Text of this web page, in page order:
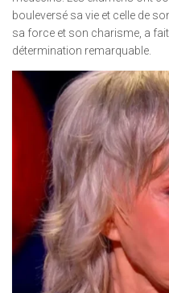
bouleversé sa vie et celle de
sa force et son charisme, a
détermination remarquable.